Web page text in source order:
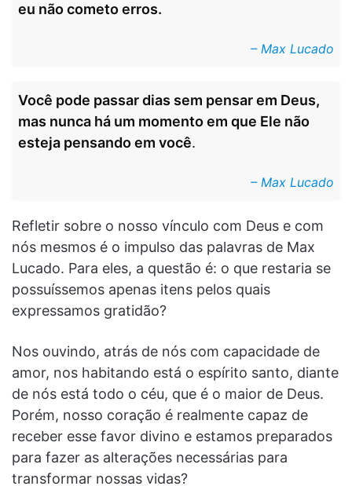
eu não cometo erros.
– Max Lucado
Você pode passar dias sem pensar em Deus,
mas nunca há um momento em que Ele não
esteja pensando em você.
– Max Lucado
Refletir sobre o nosso vínculo com Deus e com
nós mesmos é o impulso das palavras de Max
Lucado. Para eles, a questão é: o que restaria se
possuíssemos apenas itens pelos quais
expressamos gratidão?
Nos ouvindo, atrás de nós com capacidade de
amor, nos habitando está o espírito santo, diante
de nós está todo o céu, que é o maior de Deus.
Porém, nosso coração é realmente capaz de
receber esse favor divino e estamos preparados
para fazer as alterações necessárias para
transformar nossas vidas?